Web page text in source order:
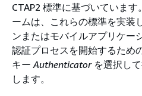
CTAP2 標準に基づいていま
ームは、これらの標準を実装
ンまたはモバイルアプリケー
認証プロセスを開始するため
キーAuthenticatorを選択し
します。